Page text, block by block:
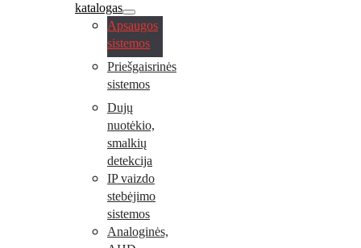
katalogas
Apsaugos
sistemos
Priešgaisrinės
sistemos
Dujų
nuotėkio,
smalkių
detekcija
IP vaizdo
stebėjimo
sistemos
Analoginės,